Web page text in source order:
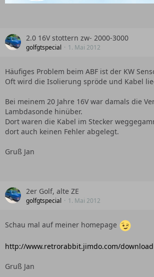
2.0 16V stottern zw- 2000-3000
golfgtspecial 1. Mai 2012
Häufiges Problem beim ABF ist der KW
Oft wird die Isolierung spröde und Kabel
Bei meinem 20 Jahre 16V war damals die
Lambdasonde hinüber.
Dort waren die Kabel im Stecker
dort auch keinen Fehler abgelegt.
Gruß Jan
2er Golf, alte ZE
golfgtspecial 1. Mai 2012
Schau mal auf meiner homepage
http://www.retrorabbit.jimdo.com/download
Gruß Jan